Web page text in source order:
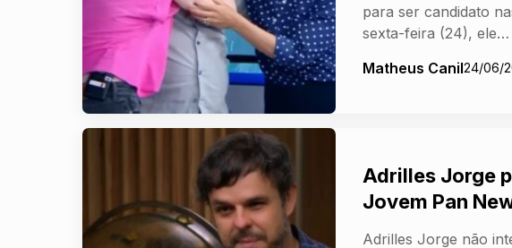
para ser candidato
sexta-feira (24), ele…
Matheus Canil24/06/
Adrilles Jorge
Jovem Pan
Adrilles Jorge não